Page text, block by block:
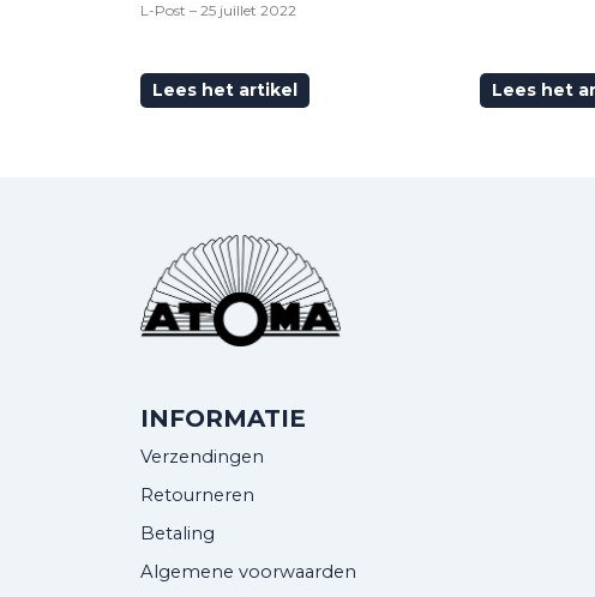
L-Post – 25 juillet 2022
Lees het artikel Lees het
INFORMATIE
Verzendingen
Retourneren
Betaling
Algemene voorwaarden